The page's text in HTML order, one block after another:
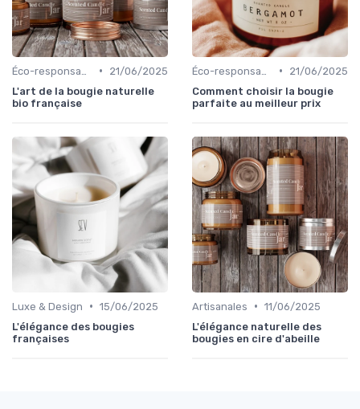
•
21/06/2025
L'art de la bougie naturelle
bio française
•
21/06/2025
Comment choisir la bougie
parfaite au meilleur prix
Luxe & Design • 15/06/2025
L'élégance des bougies
françaises
Artisanales • 11/06/2025
L'élégance naturelle des
bougies en cire d'abeille